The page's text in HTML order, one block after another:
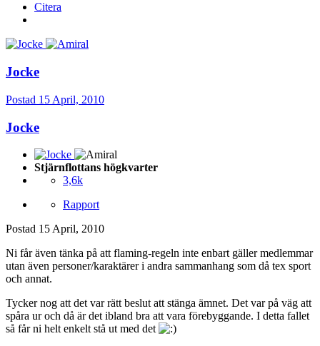
Citera
Jocke
Postad 15 April, 2010
Jocke
Stjärnflottans högkvarter
3,6k
Rapport
Postad 15 April, 2010
Ni får även tänka på att flaming-regeln inte enbart gäller medlemmar
utan även personer/karaktärer i andra sammanhang som då tex sport
och annat.
Tycker nog att det var rätt beslut att stänga ämnet. Det var på väg att
spåra ur och då är det ibland bra att vara förebyggande. I detta fallet
så får ni helt enkelt stå ut med det